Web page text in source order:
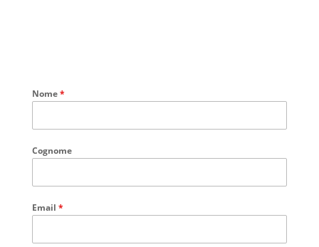
Nome*
Cognome
Email *